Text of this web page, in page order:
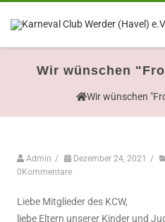
Wir wünschen
Wir wünschen
Admin / Dezember 24, 2021 /
0Kommentare
Liebe Mitglieder des KCW,
liebe Eltern unserer Kinder und